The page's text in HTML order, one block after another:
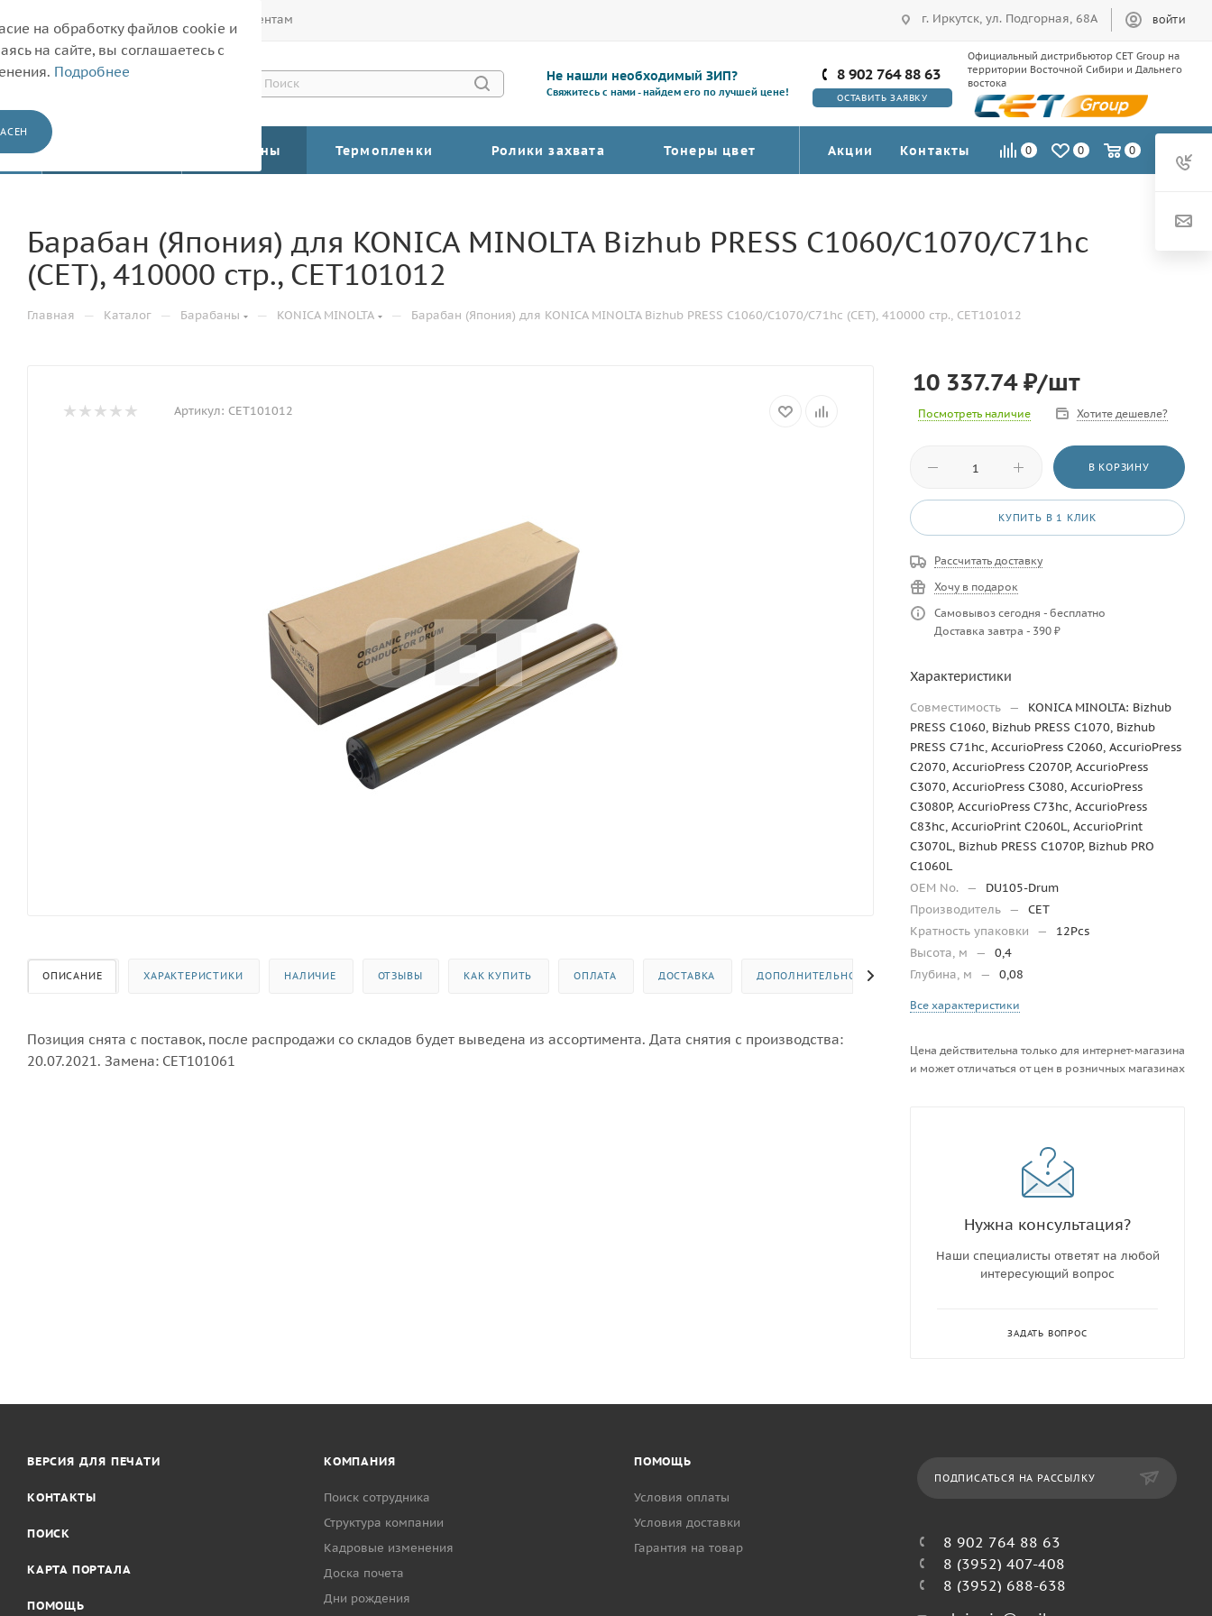
Корпоративным клиентам г. Иркутск, ул. Подгорная, 68А ВОЙТИ
Не нашли необходимый ЗИП?
Свяжитесь с нами - найдем его по лучшей цене!
8 902 764 88 63
ОСТАВИТЬ ЗАЯВКУ
Официальный дистрибьютор CET Group на
территории Восточной Сибири и Дальнего
востока
Барабаны Термопленки Ролики захвата Тонеры цвет Акции Контакты 0 0 0
Барабан (Япония) для KONICA MINOLTA Bizhub PRESS C1060/C1070/C71hc
(CET), 410000 стр., CET101012
Главная — Каталог — Барабаны — KONICA MINOLTA — Барабан (Япония) для KONICA MINOLTA Bizhub PRESS C1060/C1070/C71hc (CET), 410000 стр., CET101012
Артикул: CET101012
ОПИСАНИЕ ХАРАКТЕРИСТИКИ НАЛИЧИЕ ОТЗЫВЫ КАК КУПИТЬ ОПЛАТА ДОСТАВКА ДОПОЛНИТЕЛЬНО
Позиция снята с поставок, после распродажи со складов будет выведена из ассортимента. Дата снятия с производства:
20.07.2021. Замена: CET101061
10 337.74₽/шт
Посмотреть наличие Хотите дешевле?
В КОРЗИНУ
КУПИТЬ В 1 КЛИК
Рассчитать доставку
Хочу в подарок
Самовывоз сегодня - бесплатно
Доставка завтра - 390 ₽
Характеристики
Совместимость —
KONICA MINOLTA: Bizhub
PRESS C1060, Bizhub PRESS C1070, Bizhub
PRESS C71hc, AccurioPress C2060, AccurioPress
C2070, AccurioPress C2070P, AccurioPress
C3070, AccurioPress C3080, AccurioPress
C3080P, AccurioPress C73hc, AccurioPress
C83hc, AccurioPrint C2060L, AccurioPrint
C3070L, Bizhub PRESS C1070P, Bizhub PRO
C1060L
OEM No.
—
DU105-Drum
Производитель —
CET
Кратность упаковки
—
12Pcs
Высота, м
—
0,4
Глубина, м
— 0,08
Все характеристики
Цена действительна только для интернет-магазина
и может отличаться от цен в розничных магазинах
Нужна консультация?
Наши специалисты ответят на любой
интересующий вопрос
ЗАДАТЬ ВОПРОС
ВЕРСИЯ ДЛЯ ПЕЧАТИ
КОНТАКТЫ
ПОИСК
КАРТА ПОРТАЛА
ПОМОЩЬ
КОМПАНИЯ
Поиск сотрудника
Структура компании
Кадровые изменения
Доска почета
Дни рождения
ПОМОЩЬ
Условия оплаты
Условия доставки
Гарантия на товар
ПОДПИСАТЬСЯ НА РАССЫЛКУ
8 902 764 88 63
8 (3952) 407-408
8 (3952) 688-638
на обработку файлов cookie и
на сайте, вы соглашаетесь с
Подробнее